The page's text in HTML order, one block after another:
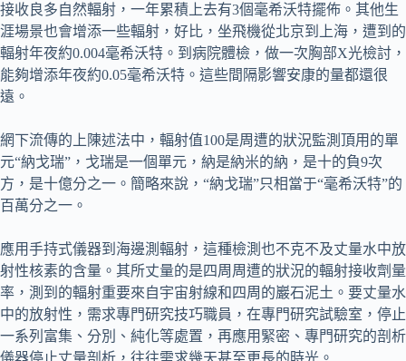
接收良多自然輻射，一年累積上去有3個毫希沃特擺佈。其他生
涯場景也會增添一些輻射，好比，坐飛機從北京到上海，遭到的
輻射年夜約0.004毫希沃特。到病院體檢，做一次胸部X光檢討，
能夠增添年夜約0.05毫希沃特。這些間隔影響安康的量都還很
遠。
網下流傳的上陳述法中，輻射值100是周遭的狀況監測頂用的單
元“納戈瑞”，戈瑞是一個單元，納是納米的納，是十的負9次
方，是十億分之一。簡略來說，“納戈瑞”只相當于“毫希沃特”的
百萬分之一。
應用手持式儀器到海邊測輻射，這種檢測也不克不及丈量水中放
射性核素的含量。其所丈量的是四周周遭的狀況的輻射接收劑量
率，測到的輻射重要來自宇宙射線和四周的巖石泥土。要丈量水
中的放射性，需求專門研究技巧職員，在專門研究試驗室，停止
一系列富集、分別、純化等處置，再應用緊密、專門研究的剖析
儀器停止丈量剖析，往往需求幾天甚至更長的時光。